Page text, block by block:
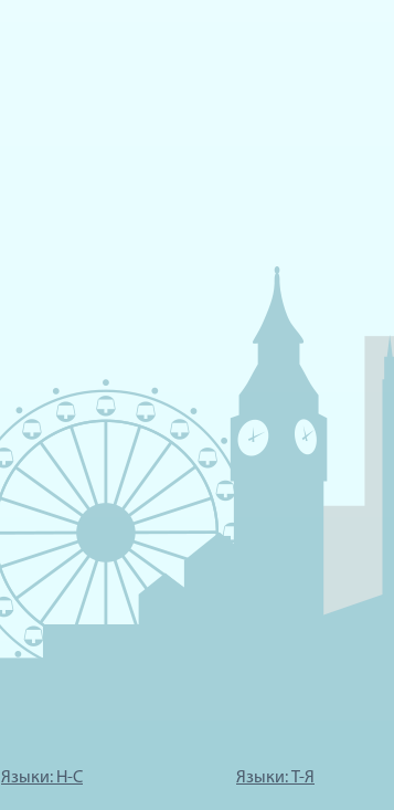
Языки: Н-С Языки: Т-Я